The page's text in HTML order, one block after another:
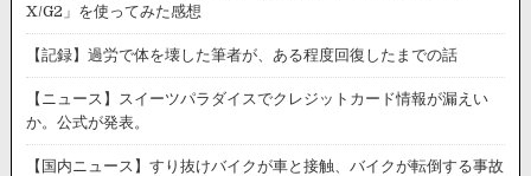
X/G2」を使ってみた感想
【記録】過労で体を壊した筆者が、ある程度回復したまでの話
【ニュース】スイーツパラダイスでクレジットカード情報が漏えい
か。公式が発表。
【国内ニュース】すり抜けバイクが車と接触、バイクが転倒する事故